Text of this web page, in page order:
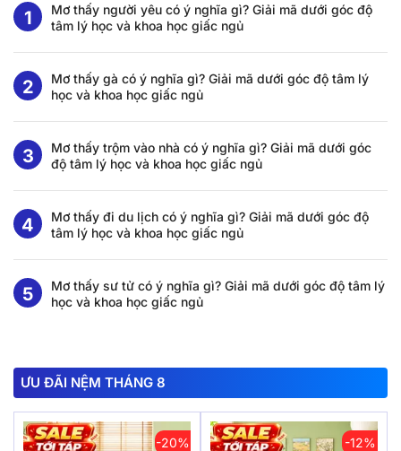
Mơ thấy người yêu có ý nghĩa gì? Giải mã dưới góc độ
tâm lý học và khoa học giấc ngủ
Mơ thấy gà có ý nghĩa gì? Giải mã dưới góc độ tâm lý
học và khoa học giấc ngủ
Mơ thấy trộm vào nhà có ý nghĩa gì? Giải mã dưới góc
độ tâm lý học và khoa học giấc ngủ
Mơ thấy đi du lịch có ý nghĩa gì? Giải mã dưới góc độ
tâm lý học và khoa học giấc ngủ
Mơ thấy sư tử có ý nghĩa gì? Giải mã dưới góc độ tâm lý
học và khoa học giấc ngủ
ƯU ĐÃI NỆM THÁNG 8
-20% -12%